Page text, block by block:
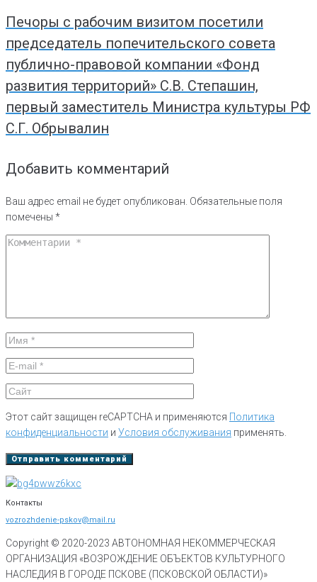
Печоры с рабочим визитом посетили
председатель попечительского совета
публично-правовой компании «Фонд
развития территорий» С.В. Степашин,
первый заместитель Министра культуры РФ
С.Г. Обрывалин
Добавить комментарий
Ваш адрес email не будет опубликован. Обязательные поля
помечены *
Этот сайт защищен reCAPTCHA и применяются Политика
конфиденциальности и Условия обслуживания применять.
Контакты
vozrozhdenie-pskov@mail.ru
Copyright © 2020-2023 АВТОНОМНАЯ НЕКОММЕРЧЕСКАЯ
ОРГАНИЗАЦИЯ «ВОЗРОЖДЕНИЕ ОБЪЕКТОВ КУЛЬТУРНОГО
НАСЛЕДИЯ В ГОРОДЕ ПСКОВЕ (ПСКОВСКОЙ ОБЛАСТИ)»